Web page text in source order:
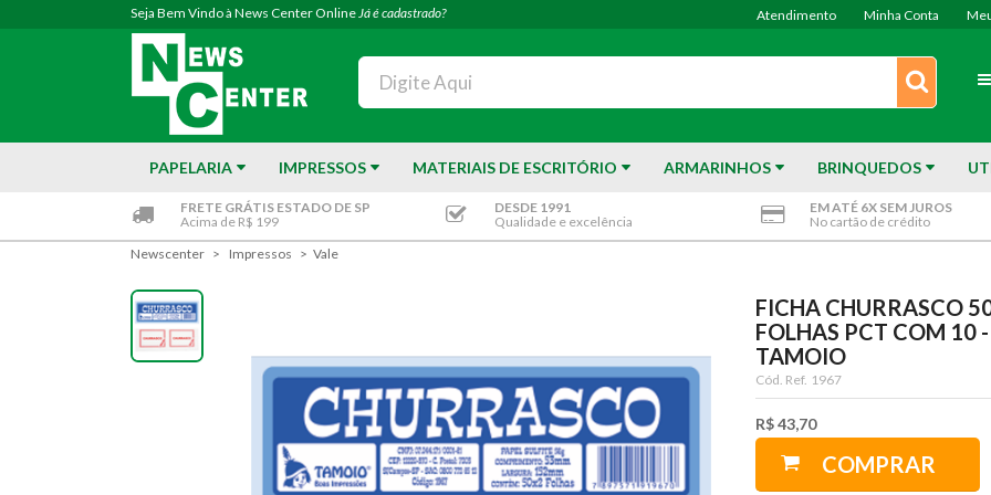
Seja Bem Vindo à News Center OnlineJá é cadastrado? Atendimento Minha Conta
PAPELARIA IMPRESSOS MATERIAIS DE ESCRITÓRIO ARMARINHOS BRINQUEDOS
FRETE GRÁTIS ESTADO DE SP
Acima de R$ 199
DESDE 1991
Qualidade e excelência
EM ATÉ 6X SEM JUROS
No cartão de crédito
Newscenter Impressos Vale
FICHA CHURRASCO
FOLHAS PCT COM 10 -
TAMOIO
Cód. Ref. 1967
R$ 43,70
COMPRAR